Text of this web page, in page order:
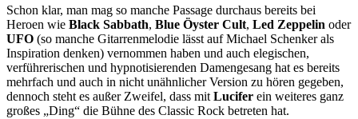
Schon klar, man mag so manche Passage durchaus bereits bei
Heroen wie Black Sabbath, Blue Öyster Cult, Led Zeppelin oder
UFO (so manche Gitarrenmelodie lässt auf Michael Schenker als
Inspiration denken) vernommen haben und auch elegischen,
verführerischen und hypnotisierenden Damengesang hat es bereits
mehrfach und auch in nicht unähnlicher Version zu hören gegeben,
dennoch steht es außer Zweifel, dass mitLucifer ein weiteres ganz
großes „Ding“ die Bühne des Classic Rock betreten hat.